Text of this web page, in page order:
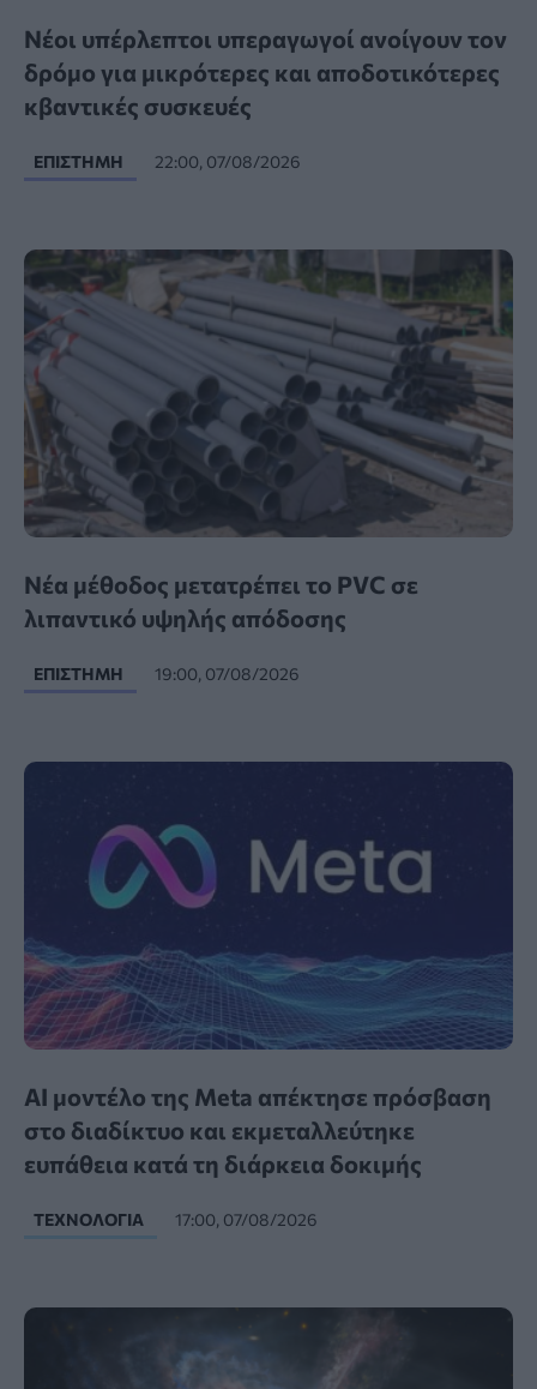
Νέοι υπέρλεπτοι υπεραγωγοί ανοίγουν τον
δρόμο για μικρότερες και αποδοτικότερες
κβαντικές συσκευές
ΕΠΙΣΤΉΜΗ 22:00, 07/08/2026
Νέα μέθοδος μετατρέπει το PVC σε
λιπαντικό υψηλής απόδοσης
ΕΠΙΣΤΉΜΗ 19:00, 07/08/2026
AI μοντέλο της Meta απέκτησε πρόσβαση
στο διαδίκτυο και εκμεταλλεύτηκε
ευπάθεια κατά τη διάρκεια δοκιμής
ΤΕΧΝΟΛΟΓΊΑ 17:00, 07/08/2026